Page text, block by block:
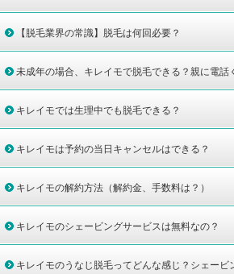
【脱毛業界の常識】脱毛は何回必要？
未成年の場合、キレイモで脱毛できる？親に電話
キレイモでは生理中でも脱毛できる？
キレイモは予約の当日キャンセルはできる？
キレイモの解約方法（解約金、手数料は？）
キレイモのシェービングサービスは無料なの？
キレイモのうなじ脱毛ってどんな感じ？シェービ